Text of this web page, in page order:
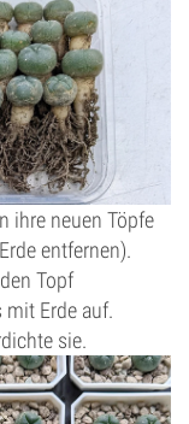
ihre neuen Töpfe
entfernen).
Topf
Erde auf.
sie.